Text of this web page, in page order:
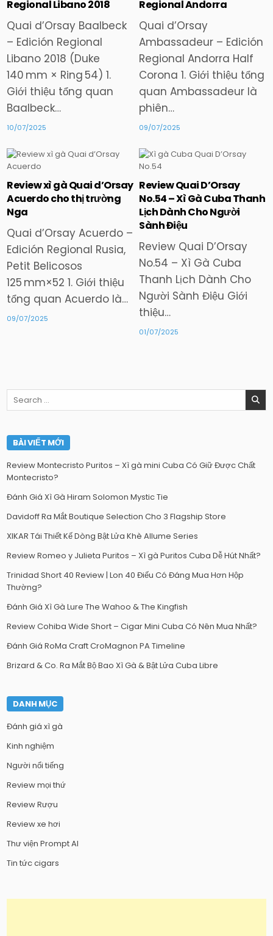
Regional Libano 2018
Quai d’Orsay Baalbeck
– Edición Regional
Libano 2018 (Duke
140 mm × Ring 54) 1.
Giới thiệu tổng quan
Baalbeck…
10/07/2025
Regional Andorra
Quai d’Orsay
Ambassadeur – Edición
Regional Andorra Half
Corona 1. Giới thiệu tổng
quan Ambassadeur là
phiên…
09/07/2025
Posted
in
Review xì gà Quai d’Orsay
Acuerdo cho thị trường
Nga
Quai d’Orsay Acuerdo –
Edición Regional Rusia,
Petit Belicosos
125 mm×52 1. Giới thiệu
tổng quan Acuerdo là…
09/07/2025
Posted
in
Review Quai D’Orsay
No.54 – Xì Gà Cuba Thanh
Lịch Dành Cho Người
Sành Điệu
Review Quai D’Orsay
No.54 – Xì Gà Cuba
Thanh Lịch Dành Cho
Người Sành Điệu Giới
thiệu…
01/07/2025
Search
for:
BÀI VIẾT MỚI
Review Montecristo Puritos – Xì gà mini Cuba Có Giữ Được Chất
Montecristo?
Đánh Giá Xì Gà Hiram Solomon Mystic Tie
Davidoff Ra Mắt Boutique Selection Cho 3 Flagship Store
XIKAR Tái Thiết Kế Dòng Bật Lửa Khè Allume Series
Review Romeo y Julieta Puritos – Xì gà Puritos Cuba Dễ Hút Nhất?
Trinidad Short 40 Review | Lon 40 Điếu Có Đáng Mua Hơn Hộp
Thường?
Đánh Giá Xì Gà Lure The Wahoo & The Kingfish
Review Cohiba Wide Short – Cigar Mini Cuba Có Nên Mua Nhất?
Đánh Giá RoMa Craft CroMagnon PA Timeline
Brizard & Co. Ra Mắt Bộ Bao Xì Gà & Bật Lửa Cuba Libre
DANH MỤC
Đánh giá xì gà
Kinh nghiệm
Người nổi tiếng
Review mọi thứ
Review Rượu
Review xe hơi
Thư viện Prompt AI
Tin tức cigars